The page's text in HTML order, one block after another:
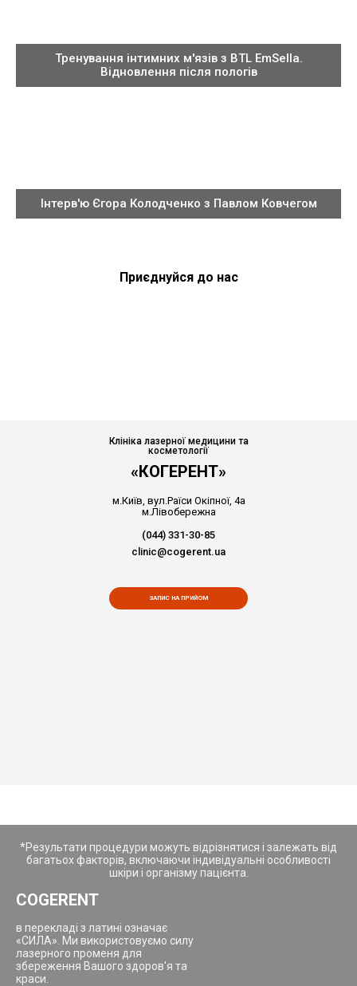
Тренування інтимних м'язів з BTL EmSella.
Відновлення після пологів
Інтерв'ю Єгора Колодченко з Павлом Ковчегом
Приєднуйся до нас
Клініка лазерної медицини та
косметології
«КОГЕРЕНТ»
м.Київ, вул.Раїси Окіпної, 4а
м.Лівобережна
(044) 331-30-85
clinic@cogerent.ua
ЗАПИС НА ПРИЙОМ
*Результати процедури можуть відрізнятися і залежать від
багатьох факторів, включаючи індивідуальні особливості
шкіри і організму пацієнта.
COGERENT
в перекладі з латині означає
«СИЛА». Ми використовуємо силу
лазерного променя для
збереження Вашого здоров'я та
краси.